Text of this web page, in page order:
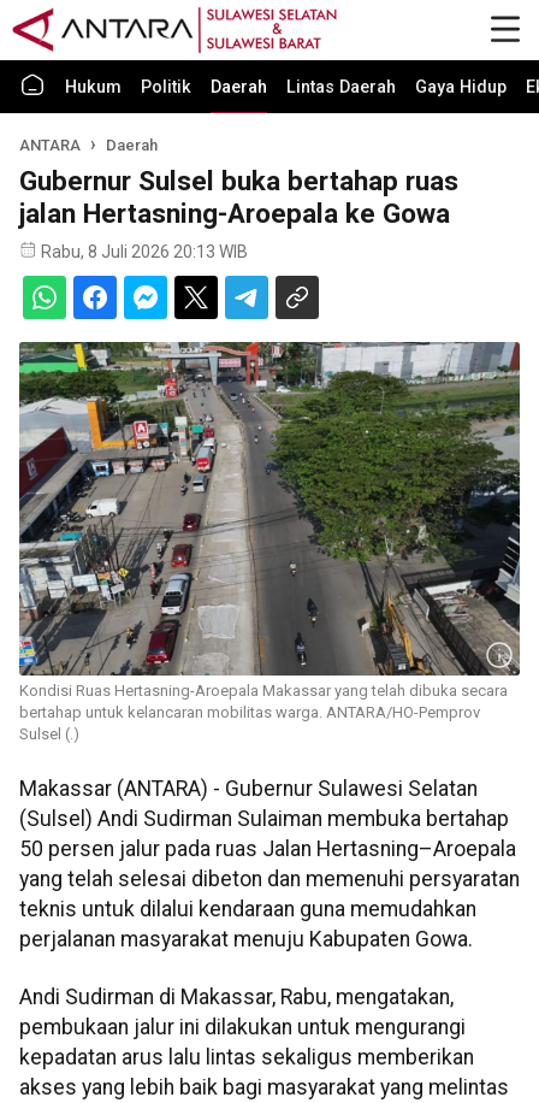
Hukum Politik Daerah Lintas Daerah Gaya Hidup
ANTARA Daerah
Gubernur Sulsel buka bertahap ruas
jalan Hertasning-Aroepala ke Gowa
Rabu, 8 Juli 2026 20:13 WIB
Kondisi Ruas Hertasning-Aroepala Makassar yang telah dibuka secara
bertahap untuk kelancaran mobilitas warga. ANTARA/HO-Pemprov
Sulsel (.)
Makassar (ANTARA) - Gubernur Sulawesi Selatan
(Sulsel) Andi Sudirman Sulaiman membuka bertahap
50 persen jalur pada ruas Jalan Hertasning–Aroepala
yang telah selesai dibeton dan memenuhi persyaratan
teknis untuk dilalui kendaraan guna memudahkan
perjalanan masyarakat menuju Kabupaten Gowa.
Andi Sudirman di Makassar, Rabu, mengatakan,
pembukaan jalur ini dilakukan untuk mengurangi
kepadatan arus lalu lintas sekaligus memberikan
akses yang lebih baik bagi masyarakat yang melintas